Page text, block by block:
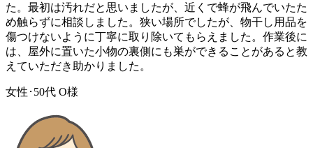
た。最初は汚れだと思いましたが、近くで蜂が飛んでいたた
め触らずに相談しました。狭い場所でしたが、物干し用品を
傷つけないように丁寧に取り除いてもらえました。作業後に
は、屋外に置いた小物の裏側にも巣ができることがあると教
えていただき助かりました。
女性･50代 O様